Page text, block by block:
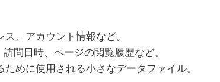
、アカウント情報など。
問日時、ページの閲覧履歴など。
めに使用される小さなデータファイル。